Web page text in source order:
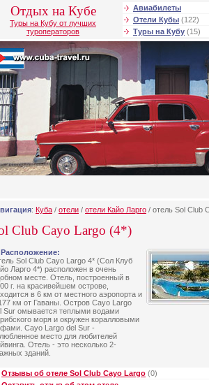
Отдых на Кубе
Туры на Кубу от лучших
туроператоров
Авиабилеты
Отели Кубы (122)
Туры на Кубу (15)
: Куба / отели / отели Кайо Ларго / отель Sol Club
Club Cayo Largo (4*)
Расположение:
Sol Club Cayo Largo 4* (Сол Клуб
Ларго 4*) расположен в очень
месте. Отель, построенный в
г. на красивейшем острове,
в 6 км от местного аэропорта и
км от Гаваны. Остров Cayo Largo
Sur омывается теплыми водами
моря и окружен коралловыми
Cayo Largo del Sur -
место для любителей
Отель - это несколько 2-
зданий.
Отзывы об отеле Sol Club Cayo Largo (0)